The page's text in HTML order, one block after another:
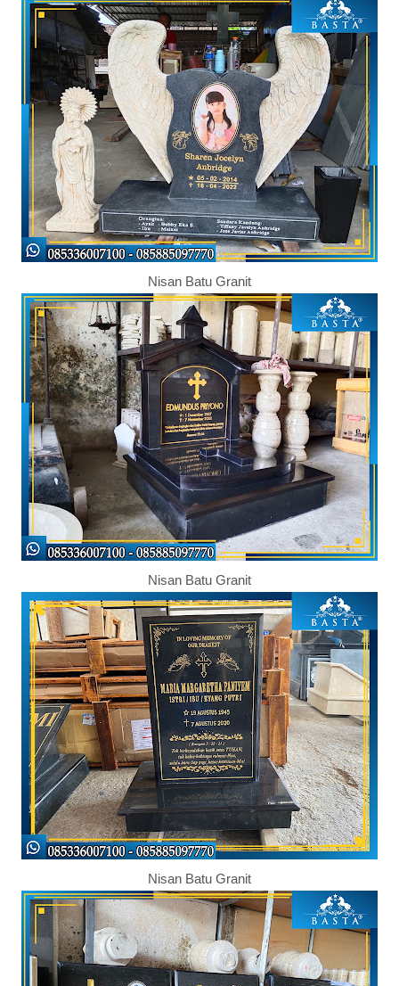
Nisan Batu Granit
Nisan Batu Granit
Nisan Batu Granit